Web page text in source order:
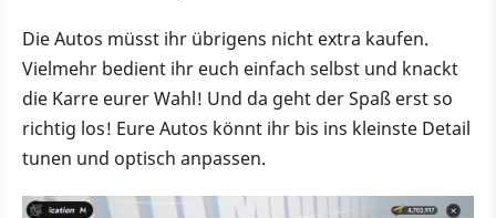
Die Autos müsst ihr übrigens nicht extra kaufen.
Vielmehr bedient ihr euch einfach selbst und knackt
die Karre eurer Wahl! Und da geht der Spaß erst so
richtig los! Eure Autos könnt ihr bis ins kleinste Detail
tunen und optisch anpassen.